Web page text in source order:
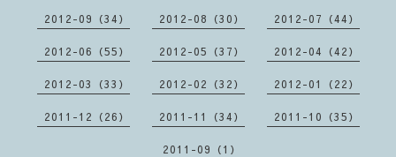
2012-09（34） 2012-08（30） 2012-07（44）
2012-06（55） 2012-05（37） 2012-04（42）
2012-03（33） 2012-02（32） 2012-01（22）
2011-12（26） 2011-11（34） 2011-10（35）
2011-09（1）